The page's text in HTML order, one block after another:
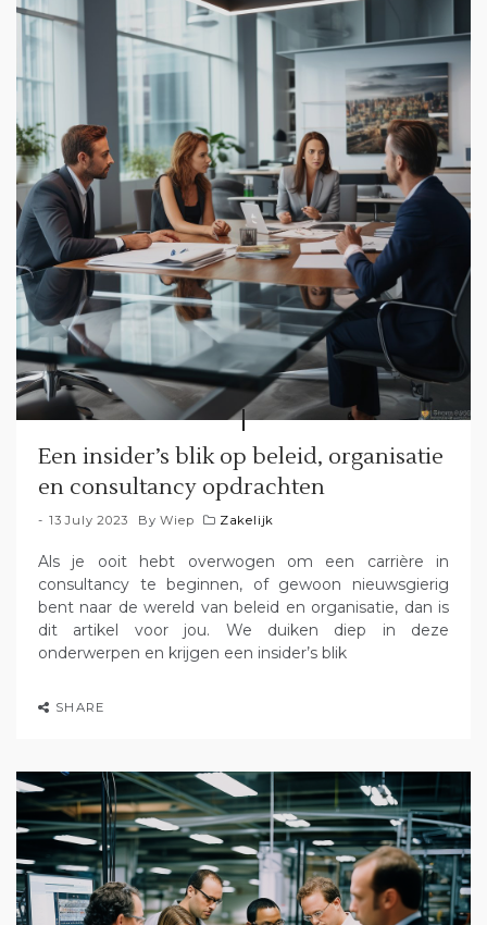
Een insider’s blik op beleid, organisatie
en consultancy opdrachten
13 July 2023 ByWiep Zakelijk
Als je ooit hebt overwogen om een carrière in
consultancy te beginnen, of gewoon nieuwsgierig
bent naar de wereld van beleid en organisatie, dan is
dit artikel voor jou. We duiken diep in deze
onderwerpen en krijgen een insider’s blik
SHARE